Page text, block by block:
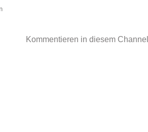
Kommentieren in diesem